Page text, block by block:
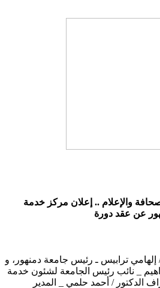
والإعلام .. إعلان مركز خدمة
عن عقد دورة
تحت رعاية الأستاذ الدكتور / إلهامي ترابيس ـ رئيس جامعة دمنهور، و
_ نائب رئيس الجامعة لشئون خدمة
الدكتور / أحمد حلمي _ المدير